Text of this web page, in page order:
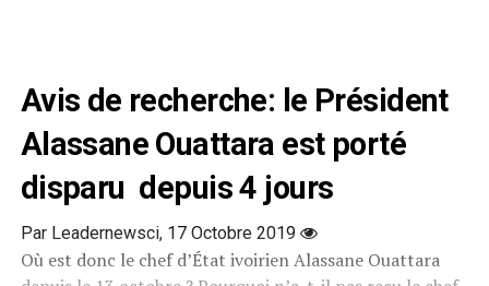
Avis de recherche: le Président
Alassane Ouattara est porté
disparu depuis 4 jours
Par Leadernewsci, 17 Octobre 2019
Où est donc le chef d’État ivoirien Alassane Ouattara